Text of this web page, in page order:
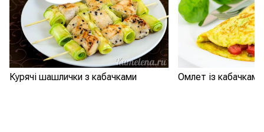
Курячі шашлички з кабачками Омлет із